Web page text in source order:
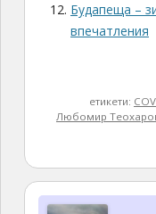
Будапеща –
впечатления
етикети:
Любомир